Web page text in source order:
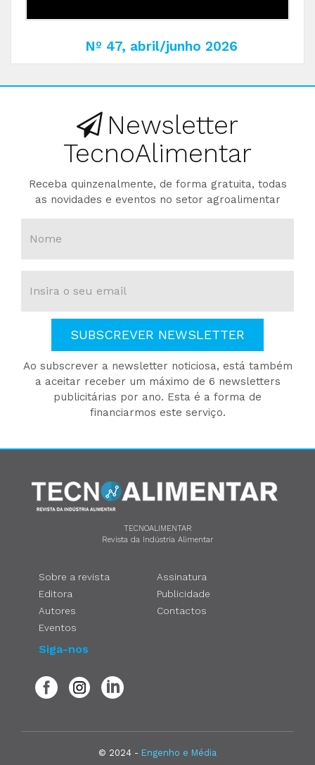
Nº 47, abril/junho 2026
Newsletter
TecnoAlimentar
Receba quinzenalmente, de forma gratuita, todas
as novidades e eventos no setor agroalimentar
SUBSCREVER NEWSLETTER
Ao subscrever a newsletter noticiosa, está também
a aceitar receber um máximo de 6 newsletters
publicitárias por ano. Esta é a forma de
financiarmos este serviço.
TECNOALIMENTAR
Revista da Indústria Alimentar
Sobre a revista
Editora
Autores
Eventos
Assinatura
Publicidade
Contactos
Siga-nos
© 2024 - Engenho e Média